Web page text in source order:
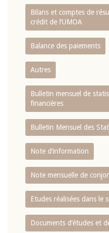
Bilans et comptes de
crédit de l‘UMOA
Balance des paiements
Autres
Bulletin mensuel de
financières
Bulletin Mensuel des
Note d’information
Note mensuelle de
Etudes réalisées dans le
Documents d’études et